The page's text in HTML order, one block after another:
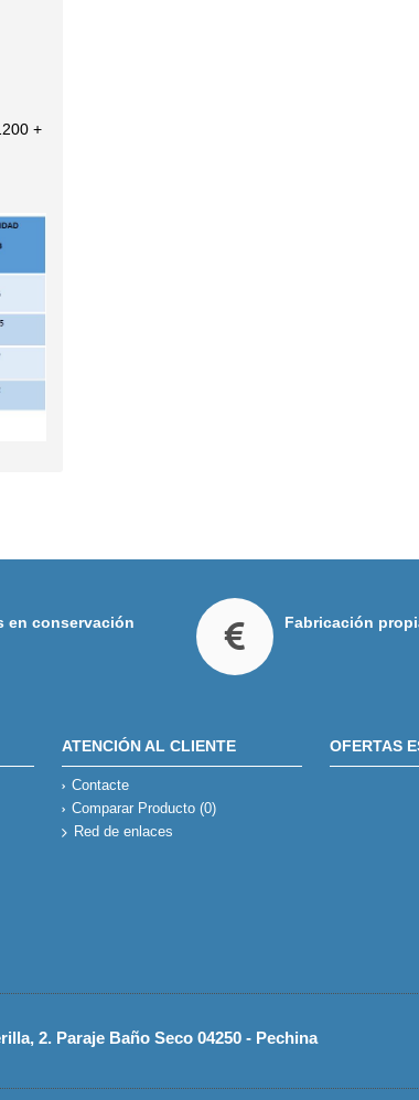
+
en conservación Fabricación
ATENCIÓN AL CLIENTE
Contacte
Comparar Producto (0)
Red de enlaces
OFERTAS
2. Paraje Baño Seco 04250 - Pechina